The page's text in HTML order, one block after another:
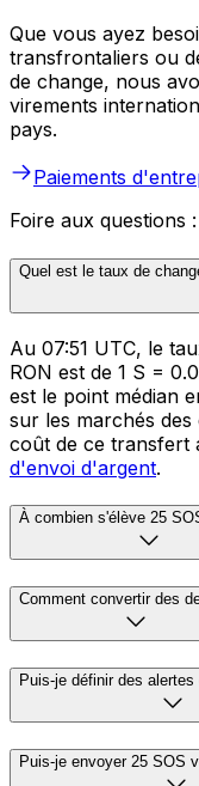
Que vous ayez
transfrontaliers ou
de change, nous
virements
pays.
Paiements
Foire aux questions
Quel est le taux de
Au 07:51 UTC, le
RON est de 1 S =
est le point médian
sur les marchés
coût de ce transfert
d'envoi d'argent.
À combien s'élève 25
Comment convertir des
Puis-je définir des
Puis-je envoyer 25 SOS